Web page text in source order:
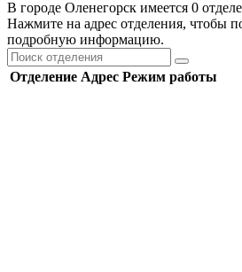
В городе Оленегорск имеется 0
Нажмите на адрес отделения, чтобы
подробную информацию.
Отделение Адрес Режим работы